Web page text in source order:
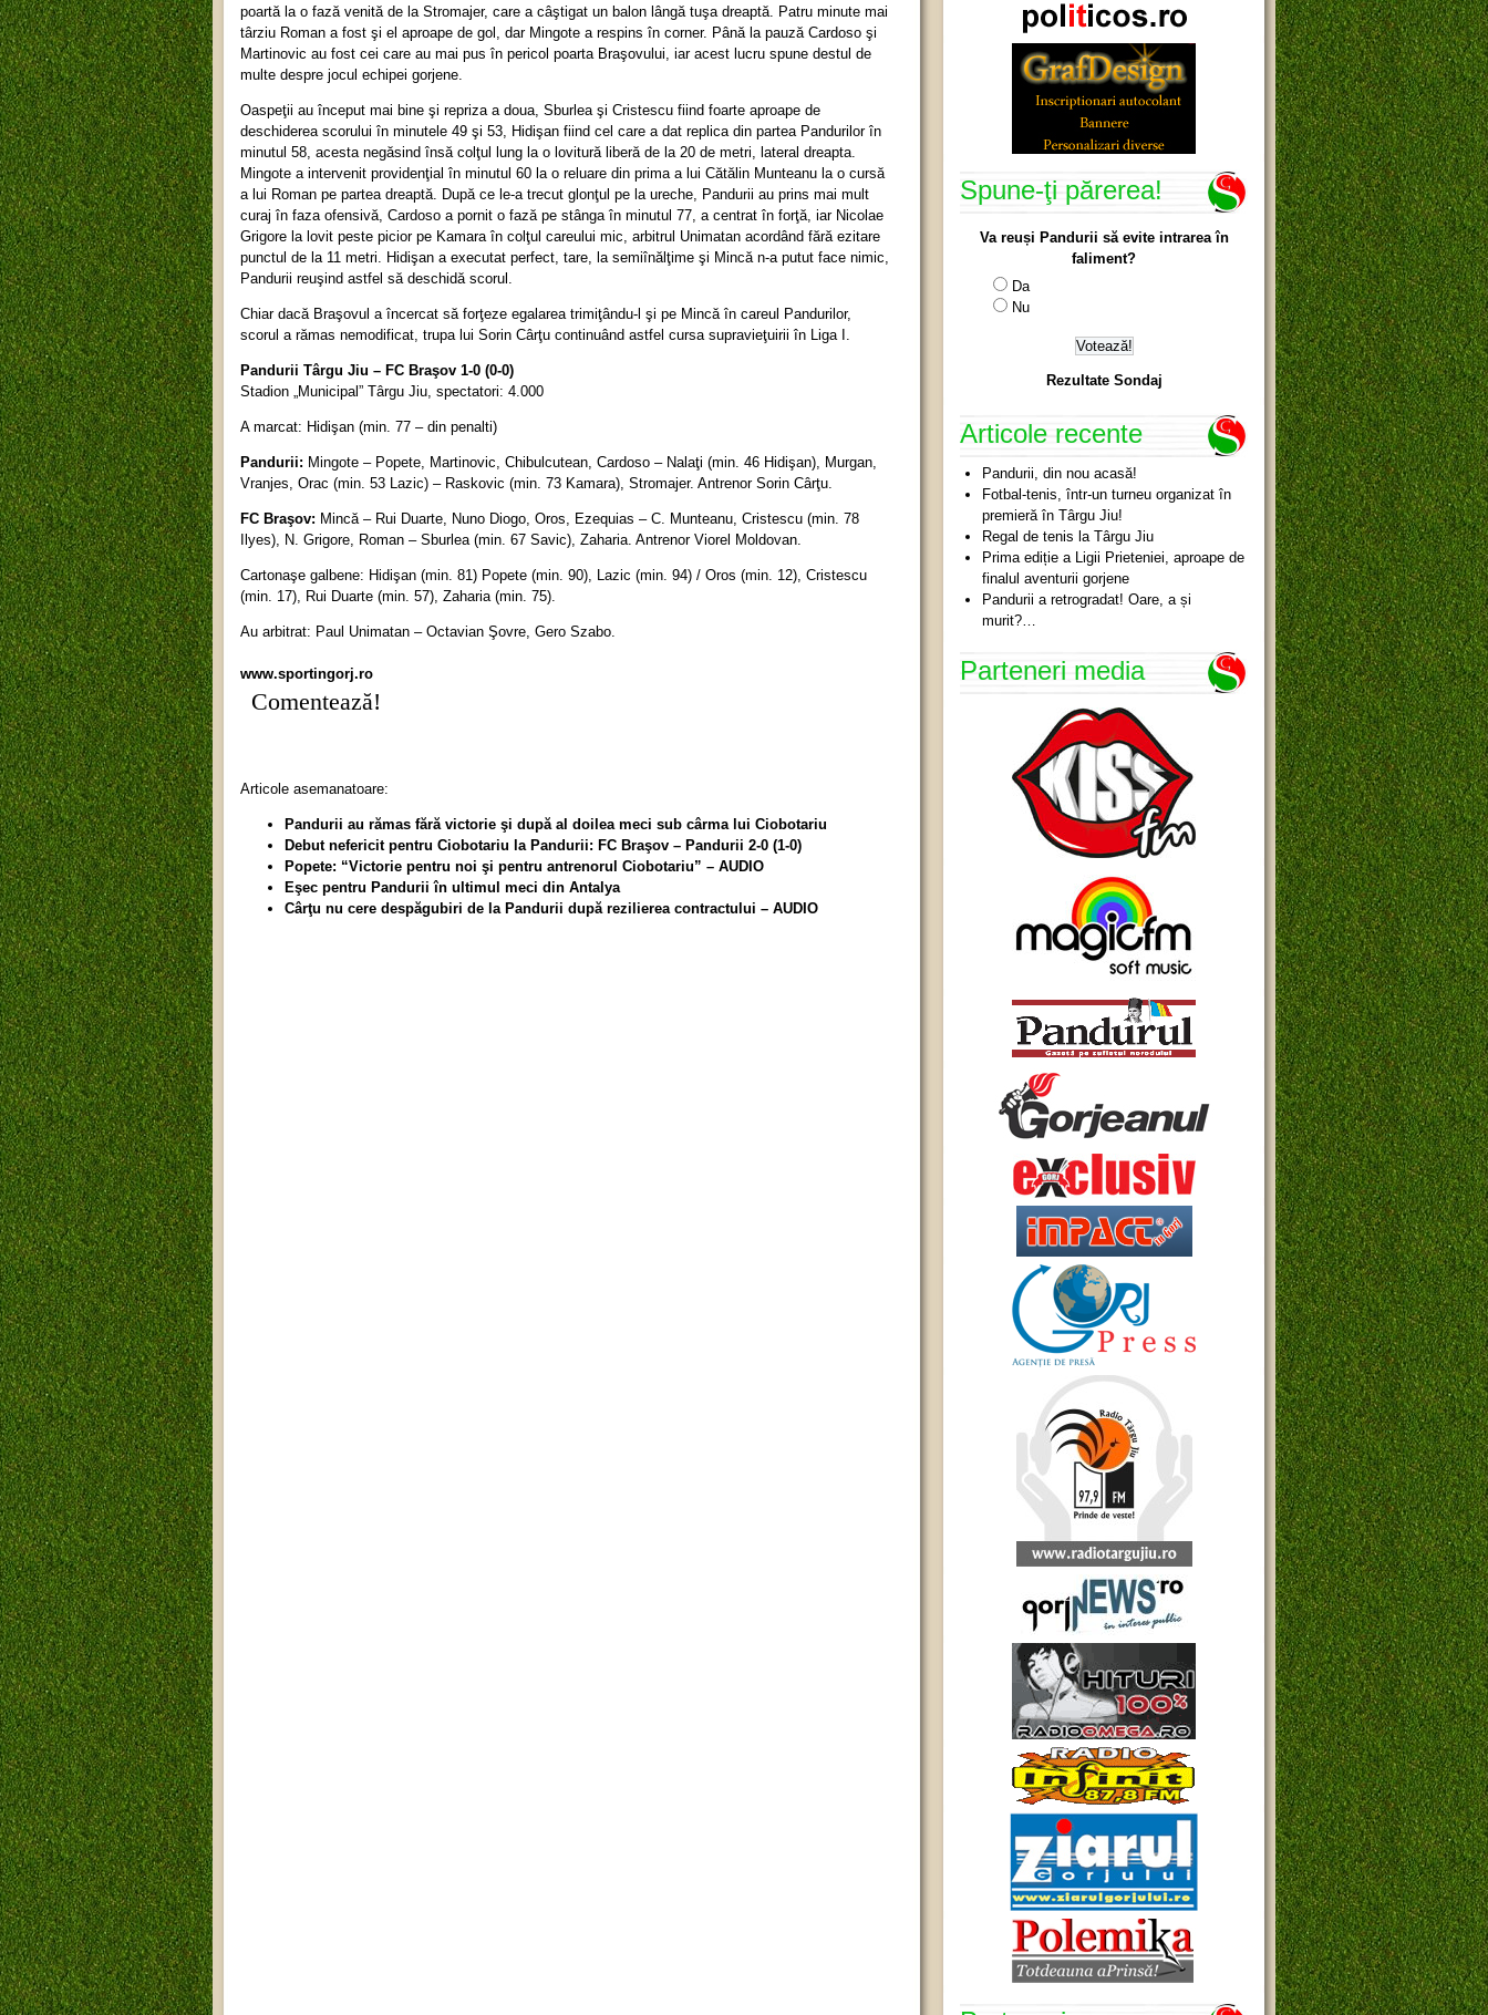
poartă la o fază venită de la Stromajer, care a câştigat un balon lângă tuşa dreaptă. Patru minute mai
târziu Roman a fost şi el aproape de gol, dar Mingote a respins în corner. Până la pauză Cardoso şi
Martinovic au fost cei care au mai pus în pericol poarta Braşovului, iar acest lucru spune destul de
multe despre jocul echipei gorjene.
Oaspeţii au început mai bine şi repriza a doua, Sburlea şi Cristescu fiind foarte aproape de
deschiderea scorului în minutele 49 şi 53, Hidişan fiind cel care a dat replica din partea Pandurilor în
minutul 58, acesta negăsind însă colţul lung la o lovitură liberă de la 20 de metri, lateral dreapta.
Mingote a intervenit providenţial în minutul 60 la o reluare din prima a lui Cătălin Munteanu la o cursă
a lui Roman pe partea dreaptă. După ce le-a trecut glonţul pe la ureche, Pandurii au prins mai mult
curaj în faza ofensivă, Cardoso a pornit o fază pe stânga în minutul 77, a centrat în forţă, iar Nicolae
Grigore la lovit peste picior pe Kamara în colţul careului mic, arbitrul Unimatan acordând fără ezitare
punctul de la 11 metri. Hidişan a executat perfect, tare, la semiînălţime şi Mincă n-a putut face nimic,
Pandurii reuşind astfel să deschidă scorul.
Chiar dacă Braşovul a încercat să forţeze egalarea trimiţându-l şi pe Mincă în careul Pandurilor,
scorul a rămas nemodificat, trupa lui Sorin Cârţu continuând astfel cursa supravieţuirii în Liga I.
Pandurii Târgu Jiu – FC Braşov 1-0 (0-0)
Stadion „Municipal” Târgu Jiu, spectatori: 4.000
A marcat: Hidişan (min. 77 – din penalti)
Pandurii: Mingote – Popete, Martinovic, Chibulcutean, Cardoso – Nalaţi (min. 46 Hidişan), Murgan,
Vranjes, Orac (min. 53 Lazic) – Raskovic (min. 73 Kamara), Stromajer. Antrenor Sorin Cârţu.
FC Braşov: Mincă – Rui Duarte, Nuno Diogo, Oros, Ezequias – C. Munteanu, Cristescu (min. 78
Ilyes), N. Grigore, Roman – Sburlea (min. 67 Savic), Zaharia. Antrenor Viorel Moldovan.
Cartonaşe galbene: Hidişan (min. 81) Popete (min. 90), Lazic (min. 94) / Oros (min. 12), Cristescu
(min. 17), Rui Duarte (min. 57), Zaharia (min. 75).
Au arbitrat: Paul Unimatan – Octavian Şovre, Gero Szabo.
www.sportingorj.ro
Comentează!
Articole asemanatoare:
Pandurii au rămas fără victorie şi după al doilea meci sub cârma lui Ciobotariu
Debut nefericit pentru Ciobotariu la Pandurii: FC Braşov – Pandurii 2-0 (1-0)
Popete: “Victorie pentru noi şi pentru antrenorul Ciobotariu” – AUDIO
Eşec pentru Pandurii în ultimul meci din Antalya
Cârţu nu cere despăgubiri de la Pandurii după rezilierea contractului – AUDIO
Spune-ţi părerea!
Va reuși Pandurii să evite intrarea în
faliment?
Da
Nu
Rezultate Sondaj
Articole recente
Pandurii, din nou acasă!
Fotbal-tenis, într-un turneu organizat în
premieră în Târgu Jiu!
Regal de tenis la Târgu Jiu
Prima ediție a Ligii Prieteniei, aproape de
finalul aventurii gorjene
Pandurii a retrogradat! Oare, a și
murit?…
Parteneri media